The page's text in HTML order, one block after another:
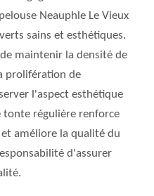
Neauphle Le Vieux
sains et esthétiques.
maintenir la densité de
prolifération de
l'aspect esthétique
tonte régulière renforce
améliore la qualité du
d'assurer